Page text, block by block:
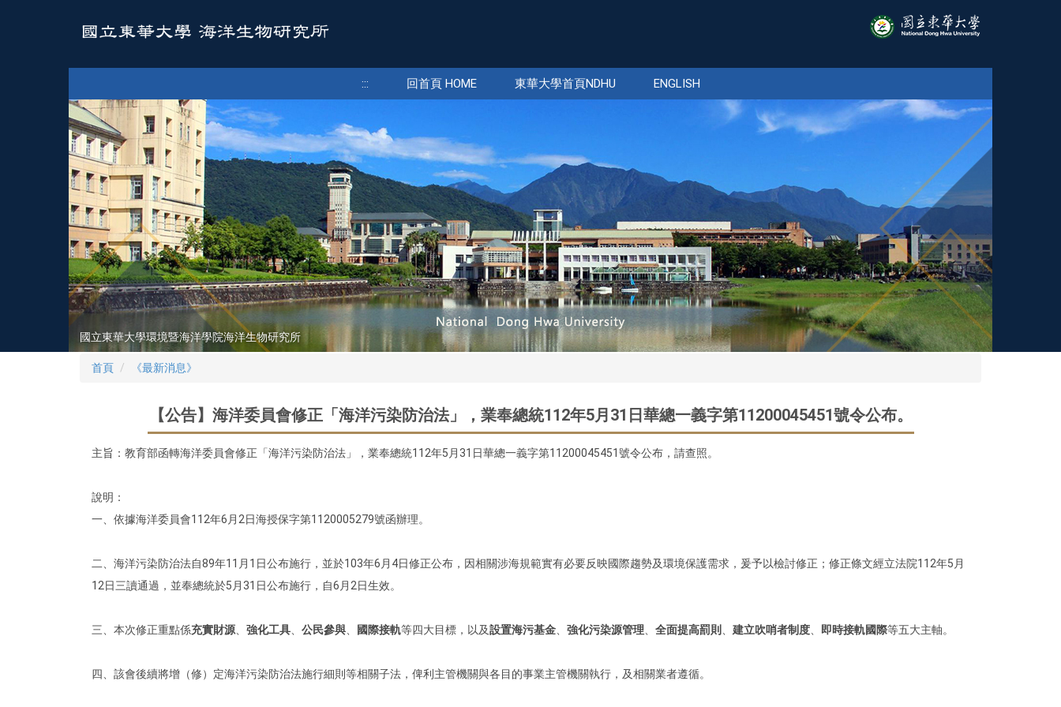
::: 回首頁 HOME 東華大學首頁NDHU ENGLISH
國立東華大學環境暨海洋學院海洋生物研究所
首頁 《最新消息》
【公告】海洋委員會修正「海洋污染防治法」，業奉總統112年5月31日華總一義字第11200045451號令公布。
主旨：教育部​函轉海洋委員會修正「海洋污染防治法」，業奉總統112年5月31日華總一義字第11200045451號令公布，請查照。
說明：​
一、依據海洋委員會112年6月2日海授保字第1120005279號函辦理。
二、海洋污染防治法自89年11月1日公布施行，並於103年6月4日修正公布，因相關涉海規範實有必要反映國際趨勢及環境保護需求，爰予以檢討修正；修正條文經立法院112年5月
12日三讀通過，並奉總統於5月31日公布施行，自6月2日生效。
三、本次修正重點係充實財源 強化工具 公民參與 國際接軌等四大目標，以及設置海污基金 強化污染源管理 全面提高罰則 建立吹哨者制度 即時接軌國際等五大主軸。
四、該會後續將增（修）定海洋污染防治法施行細則等相關子法，俾利主管機關與各目的事業主管機關執行，及相關業者遵循。